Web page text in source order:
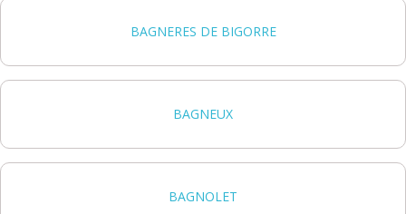
BAGNERES DE BIGORRE
BAGNEUX
BAGNOLET